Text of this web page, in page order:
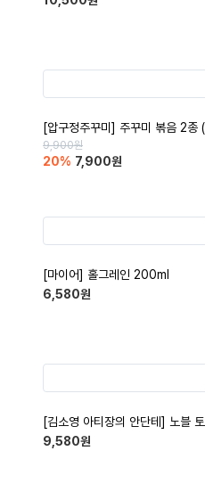
[압구정주꾸미] 주꾸미 볶음 2종
9,900원
20% 7,900원
[마이어] 홀그레인 200ml
6,580원
[김소영 아티장의 안단테] 노블
9,580원